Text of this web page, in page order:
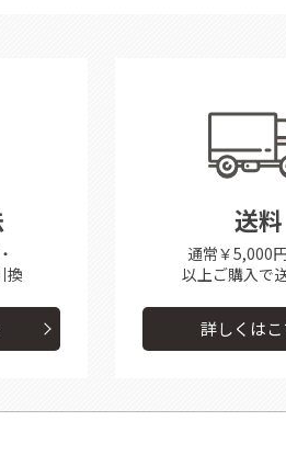
換
送料
通常￥5,000
以上ご購入で
詳しくはこ